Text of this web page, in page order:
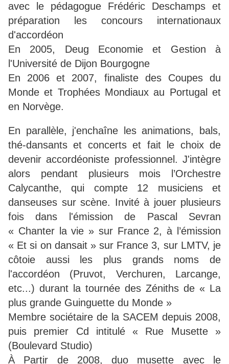
avec le pédagogue Frédéric Deschamps et
préparation les concours internationaux
d'accordéon
En 2005, Deug Economie et Gestion à
l'Université de Dijon Bourgogne
En 2006 et 2007, finaliste des Coupes du
Monde et Trophées Mondiaux au Portugal et
en Norvège.
En parallèle, j'enchaîne les animations, bals,
thé-dansants et concerts et fait le choix de
devenir accordéoniste professionnel. J'intègre
alors pendant plusieurs mois l’Orchestre
Calycanthe, qui compte 12 musiciens et
danseuses sur scène. Invité à jouer plusieurs
fois dans l'émission de Pascal Sevran
« Chanter la vie » sur France 2, à l’émission
« Et si on dansait » sur France 3, sur LMTV, je
côtoie aussi les plus grands noms de
l'accordéon (Pruvot, Verchuren, Larcange,
etc...) durant la tournée des Zéniths de « La
plus grande Guinguette du Monde »
Membre sociétaire de la SACEM depuis 2008,
puis premier Cd intitulé « Rue Musette »
(Boulevard Studio)
À Partir de 2008, duo musette avec le